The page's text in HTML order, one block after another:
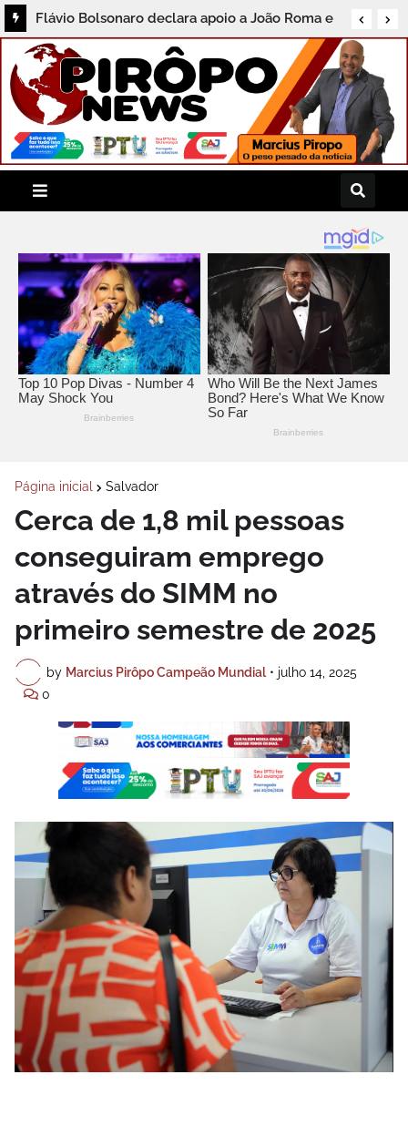
Flávio Bolsonaro declara apoio a João Roma e
Angelo Coronel na disputa pelo Senado na
Bahia
Página inicial Salvador
Cerca de 1,8 mil pessoas
conseguiram emprego
através do SIMM no
primeiro semestre de 2025
by Marcius Pirôpo Campeão Mundial • julho 14, 2025
0